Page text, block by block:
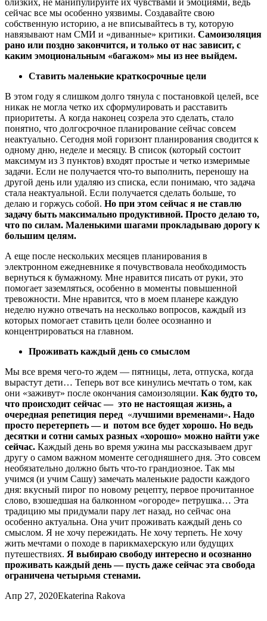
близких, не манипулируйте их чувствами и эмоциями, ведь
сейчас все мы особенно уязвимы. Создавайте свою
собственную историю, а не вписывайтесь в ту, которую
навязывают нам СМИ и «диванные» критики. Самоизоляция
рано или поздно закончится, и только от нас зависит, с
каким эмоциональным «багажом» мы из нее выйдем.
Ставить маленькие краткосрочные цели
В этом году я слишком долго тянула с постановкой целей, все
никак не могла четко их сформулировать и расставить
приоритеты. А когда наконец созрела это сделать, стало
понятно, что долгосрочное планирование сейчас совсем
неактуально. Сегодня мой горизонт планирования сводится к
одному дню, неделе и месяцу. В список (который состоит
максимум из 3 пунктов) входят простые и четко измеримые
задачи. Если не получается что-то выполнить, переношу на
другой день или удаляю из списка, если понимаю, что задача
стала неактуальной. Если получается сделать больше, то
делаю и горжусь собой. Но при этом сейчас я не ставлю
задачу быть максимально продуктивной. Просто делаю то,
что по силам. Маленькими шагами прокладываю дорогу к
большим целям.
А еще после нескольких месяцев планирования в
электронном ежедневнике я почувствовала необходимость
вернуться к бумажному. Мне нравится писать от руки, это
помогает заземляться, особенно в моменты повышенной
тревожности. Мне нравится, что в моем планере каждую
неделю нужно отвечать на несколько вопросов, каждый из
которых помогает ставить цели более осознанно и
концентрироваться на главном.
Проживать каждый день со смыслом
Мы все время чего-то ждем — пятницы, лета, отпуска, когда
вырастут дети… Теперь вот все кинулись мечтать о том, как
они «заживут» после окончания самоизоляции. Как будто то,
что происходит сейчас — это не настоящая жизнь, а
очередная репетиция перед «лучшими временами». Надо
просто перетерпеть — и потом все будет хорошо. Но ведь
десятки и сотни самых разных «хорошо» можно найти уже
сейчас. Каждый день во время ужина мы рассказываем друг
другу о самом важном моменте сегодняшнего дня. Это совсем
необязательно должно быть что-то грандиозное. Так мы
учимся (и учим Сашу) замечать маленькие радости каждого
дня: вкусный пирог по новому рецепту, первое прочитанное
слово, взошедшая на балконном «огороде» петрушка… Эта
традицию мы придумали пару лет назад, но сейчас она
особенно актуальна. Она учит проживать каждый день со
смыслом. Я не хочу пережидать. Не хочу терпеть. Не хочу
жить мечтами о походе в парикмахерскую или будущих
путешествиях. Я выбираю свободу интересно и осознанно
проживать каждый день — пусть даже сейчас эта свобода
ограничена четырьмя стенами.
Апр 27, 2020Ekaterina Rakova